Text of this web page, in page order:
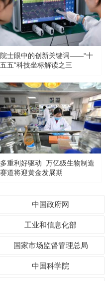
院士眼中的创新关键词——“十
五五”科技坐标解读之三
多重利好驱动 万亿级生物制造
赛道将迎黄金发展期
中国政府网
工业和信息化部
国家市场监督管理总局
中国科学院